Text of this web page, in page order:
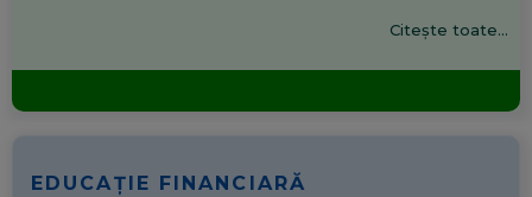
Citește toate...
EDUCAȚIE FINANCIARĂ